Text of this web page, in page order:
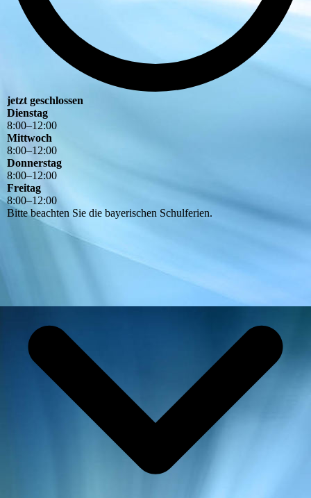
jetzt geschlossen
Dienstag
8:00–12:00
Mittwoch
8:00–12:00
Donnerstag
8:00–12:00
Freitag
8:00–12:00
Bitte beachten Sie die bayerischen Schulferien.